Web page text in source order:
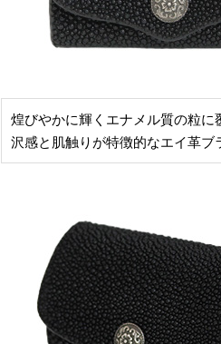
煌びやかに輝くエナメル質の粒に
沢感と肌触りが特徴的なエイ革ブ